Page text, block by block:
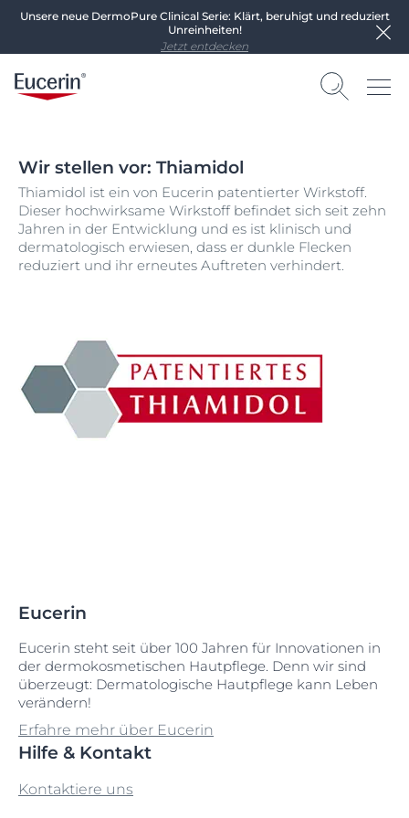
Unsere neue DermoPure Clinical Serie: Klärt, beruhigt und reduziert
Unreinheiten!
Jetzt entdecken
Wir stellen vor: Thiamidol
Thiamidol ist ein von Eucerin patentierter Wirkstoff.
Dieser hochwirksame Wirkstoff befindet sich seit zehn
Jahren in der Entwicklung und es ist klinisch und
dermatologisch erwiesen, dass er dunkle Flecken
reduziert und ihr erneutes Auftreten verhindert.
Eucerin
Eucerin steht seit über 100 Jahren für Innovationen in
der dermokosmetischen Hautpflege. Denn wir sind
überzeugt: Dermatologische Hautpflege kann Leben
verändern!
Erfahre mehr über Eucerin
Hilfe & Kontakt
Kontaktiere uns